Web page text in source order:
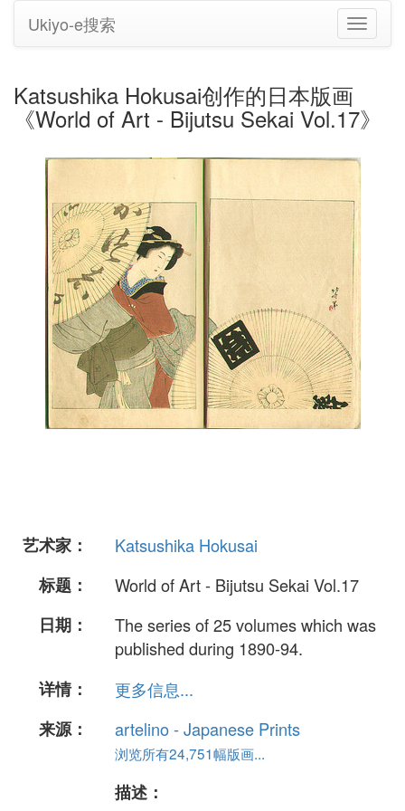
切
换
Ukiyo-e搜索
Katsushika Hokusai创作的日本版画
《World of Art - Bijutsu Sekai Vol.17》
艺术家：
Katsushika Hokusai
标题：
World of Art - Bijutsu Sekai Vol.17
日期：
The series of 25 volumes which was
published during 1890-94.
详情：
更多信息...
来源：
artelino - Japanese Prints
浏览所有24,751幅版画...
描述：